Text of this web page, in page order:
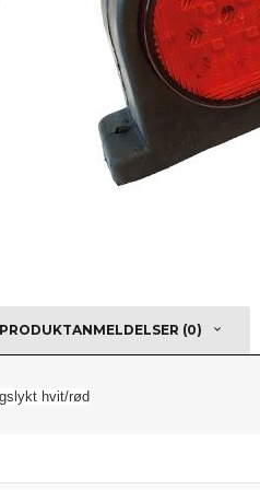
PRODUKTANMELDELSER (0)
hvit/rød